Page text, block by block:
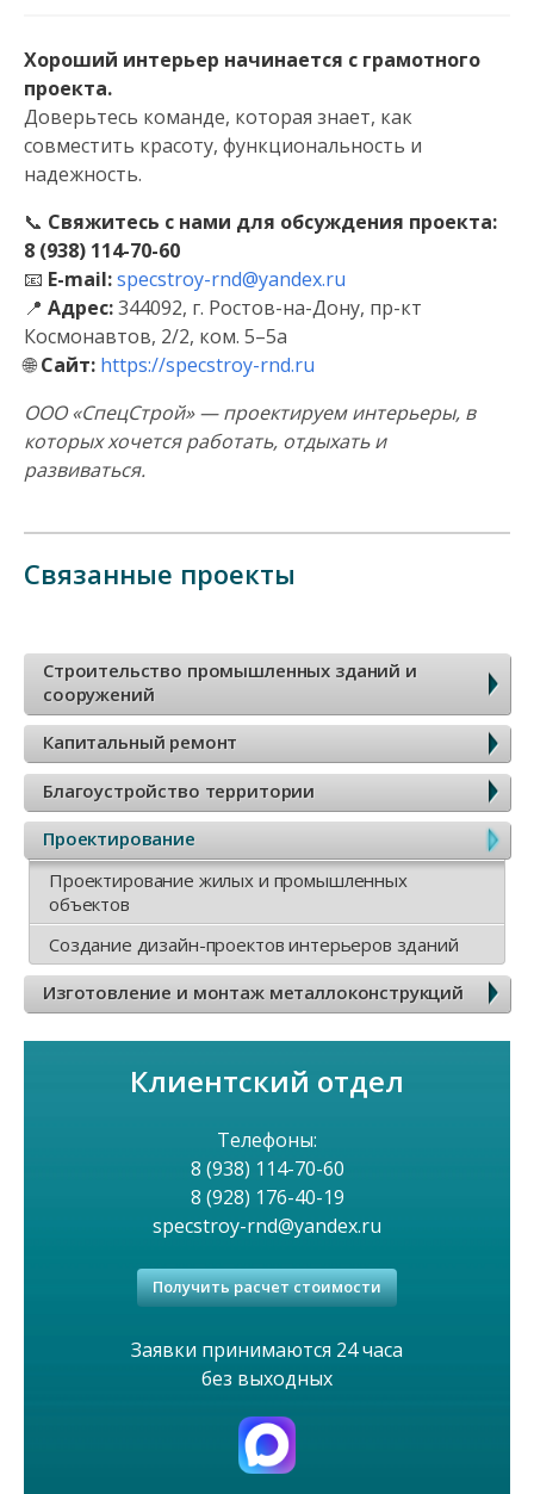
Хороший интерьер начинается с грамотного
проекта.
Доверьтесь команде, которая знает, как
совместить красоту, функциональность и
надежность.
📞 Свяжитесь с нами для обсуждения проекта:
8 (938) 114-70-60
📧 E-mail:specstroy-rnd@yandex.ru
📍 Адрес:344092, г. Ростов-на-Дону, пр-кт
Космонавтов, 2/2, ком. 5–5а
🌐Сайт: https://specstroy-rnd.ru
ООО «СпецСтрой» — проектируем интерьеры, в
которых хочется работать, отдыхать и
развиваться.
Связанные проекты
Б
о
к
о
в
о
е
м
Строительство промышленных зданий и
сооружений
Капитальный ремонт
Благоустройство территории
Проектирование
Проектирование жилых и промышленных
объектов
Создание дизайн-проектов интерьеров зданий
Изготовление и монтаж металлоконструкций
Клиентский отдел
Телефоны:
8 (938) 114-70-60
8 (928) 176-40-19
specstroy-rnd@yandex.ru
Получить расчет стоимости
Заявки принимаются 24 часа
без выходных